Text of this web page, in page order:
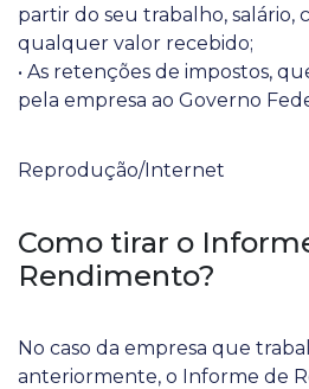
partir do seu trabalho, salário,
qualquer valor recebido;
• As retenções de impostos,
pela empresa ao Governo
Reprodução/Internet
Como tirar o
Rendimento?
No caso da empresa que
anteriormente, o Informe de